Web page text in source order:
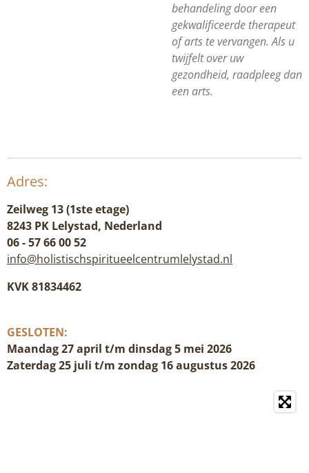
behandeling door een
gekwalificeerde therapeut
of arts te vervangen. Als u
twijfelt over uw
gezondheid, raadpleeg dan
een arts.
Adres:
Zeilweg 13 (1ste etage)
8243 PK Lelystad, Nederland
06 - 57 66 00 52
info@holistischspiritueelcentrumlelystad.nl
KVK 81834462
GESLOTEN:
Maandag 27 april t/m dinsdag 5 mei 2026
Zaterdag 25 juli t/m zondag 16 augustus 2026